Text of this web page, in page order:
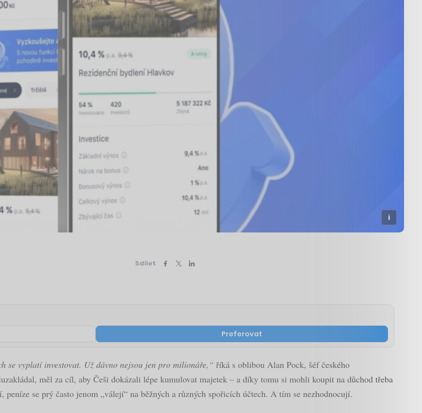
Sdílet
Preferovat
se vyplatí investovat. Už dávno nejsou jen pro milionáře,“ říká s oblibou Alan Pock, šéf českého
měl za cíl, aby Češi dokázali lépe kumulovat majetek – a díky tomu si mohli koupit na důchod třeba
se prý často jenom „válejí“ na běžných a různých spořicích účtech. A tím se nezhodnocují.